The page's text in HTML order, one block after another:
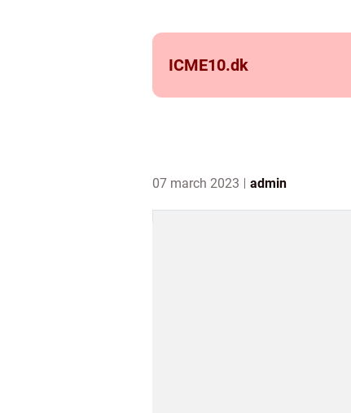
ICME10.dk
07 march 2023 admin